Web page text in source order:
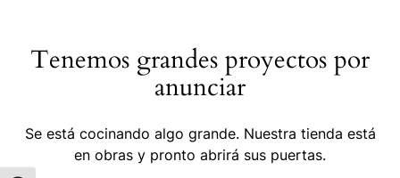
Tenemos grandes proyectos por
anunciar
Se está cocinando algo grande. Nuestra tienda está
en obras y pronto abrirá sus puertas.